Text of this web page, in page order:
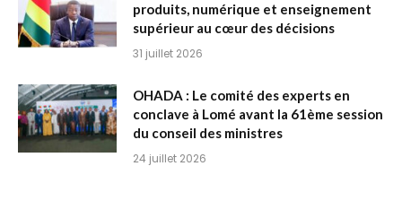
produits, numérique et enseignement
supérieur au cœur des décisions
31 juillet 2026
OHADA : Le comité des experts en
conclave à Lomé avant la 61ème session
du conseil des ministres
24 juillet 2026